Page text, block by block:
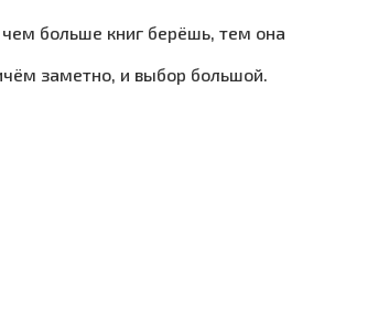
чем больше книг берёшь, тем она
заметно, и выбор большой.